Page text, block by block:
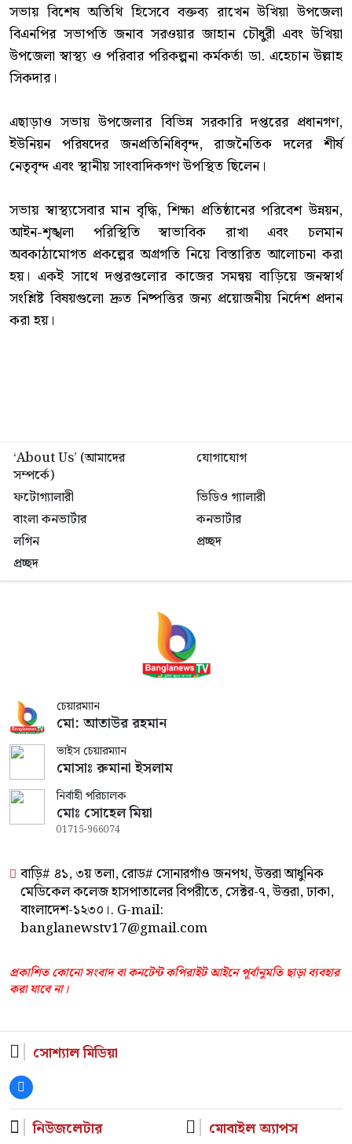
‎সভায় বিশেষ অতিথি হিসেবে বক্তব্য রাখেন উখিয়া উপজেলা
বিএনপির সভাপতি জনাব সরওয়ার জাহান চৌধুরী এবং উখিয়া
উপজেলা স্বাস্থ্য ও পরিবার পরিকল্পনা কর্মকর্তা ডা. এহেচান উল্লাহ
সিকদার।
‎এছাড়াও সভায় উপজেলার বিভিন্ন সরকারি দপ্তরের প্রধানগণ,
ইউনিয়ন পরিষদের জনপ্রতিনিধিবৃন্দ, রাজনৈতিক দলের শীর্ষ
নেতৃবৃন্দ এবং স্থানীয় সাংবাদিকগণ উপস্থিত ছিলেন।
‎সভায় স্বাস্থ্যসেবার মান বৃদ্ধি, শিক্ষা প্রতিষ্ঠানের পরিবেশ উন্নয়ন,
আইন-শৃঙ্খলা পরিস্থিতি স্বাভাবিক রাখা এবং চলমান
অবকাঠামোগত প্রকল্পের অগ্রগতি নিয়ে বিস্তারিত আলোচনা করা
হয়। একই সাথে দপ্তরগুলোর কাজের সমন্বয় বাড়িয়ে জনস্বার্থ
সংশ্লিষ্ট বিষয়গুলো দ্রুত নিষ্পত্তির জন্য প্রয়োজনীয় নির্দেশ প্রদান
করা হয়।
‘About Us’ (আমাদের
সম্পর্কে)
যোগাযোগ
ফটোগ্যালারী
ভিডিও গ্যালারী
বাংলা কনভার্টার
কনভার্টার
লগিন
প্রচ্ছদ
প্রচ্ছদ
চেয়ারম্যান
মো: আতাউর রহমান
ভাইস চেয়ারম্যান
মোসাঃ রুমানা ইসলাম
নির্বাহী পরিচালক
মোঃ সোহেল মিয়া
01715-966074
বাড়ি# ৪১, ৩য় তলা, রোড# সোনারগাঁও জনপথ, উত্তরা আধুনিক
মেডিকেল কলেজ হাসপাতালের বিপরীতে, সেক্টর-৭, উত্তরা, ঢাকা,
বাংলাদেশ-১২৩০।. G-mail:
banglanewstv17@gmail.com
প্রকাশিত কোনো সংবাদ বা কনটেন্ট কপিরাইট আইনে পূর্বানুমতি ছাড়া ব্যবহার
করা যাবে না।
সোশ্যাল মিডিয়া
নিউজলেটার মোবাইল অ্যাপস